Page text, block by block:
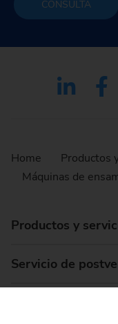
CONSULTA
Home Productos
Máquinas de
Productos y
Servicio de